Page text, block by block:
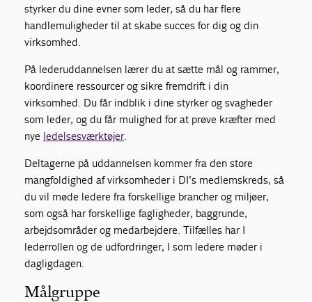
styrker du dine evner som leder, så du har flere
handlemuligheder til at skabe succes for dig og din
virksomhed.
På lederuddannelsen lærer du at sætte mål og rammer,
koordinere ressourcer og sikre fremdrift i din
virksomhed. Du får indblik i dine styrker og svagheder
som leder, og du får mulighed for at prøve kræfter med
nye ledelsesværktøjer.
Deltagerne på uddannelsen kommer fra den store
mangfoldighed af virksomheder i DI’s medlemskreds, så
du vil møde ledere fra forskellige brancher og miljøer,
som også har forskellige fagligheder, baggrunde,
arbejdsområder og medarbejdere. Tilfælles har I
lederrollen og de udfordringer, I som ledere møder i
dagligdagen.
Målgruppe